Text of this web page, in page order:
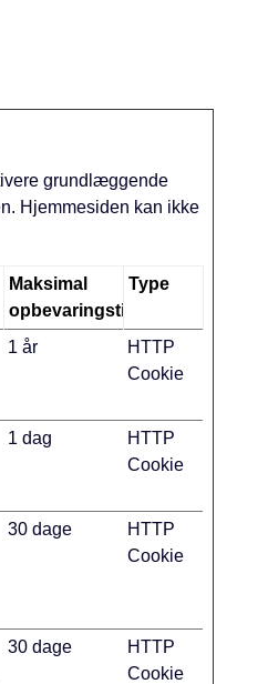
grundlæggende
Hjemmesiden kan ikke
Maksimal
opbevaringstid
Type
1 år
HTTP
Cookie
1 dag
HTTP
Cookie
30 dage
HTTP
Cookie
30 dage
HTTP
Cookie